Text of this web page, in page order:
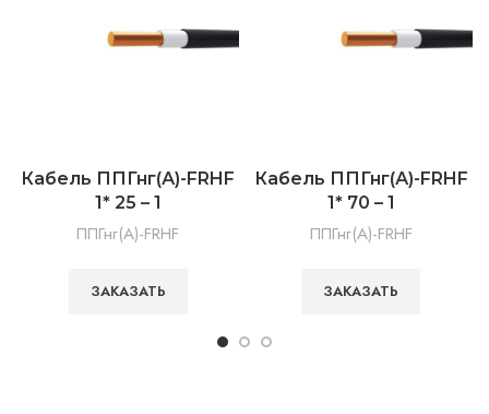
Кабель ППГнг(А)-FRHF
1* 25 – 1
ППГнг(А)-FRHF
ЗАКАЗАТЬ
Кабель ППГнг(А)-FRHF
1* 70 – 1
ППГнг(А)-FRHF
ЗАКАЗАТЬ